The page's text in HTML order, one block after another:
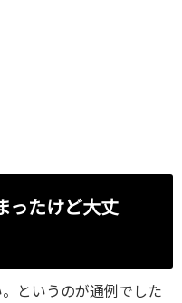
ったけど大丈
というのが通例でした